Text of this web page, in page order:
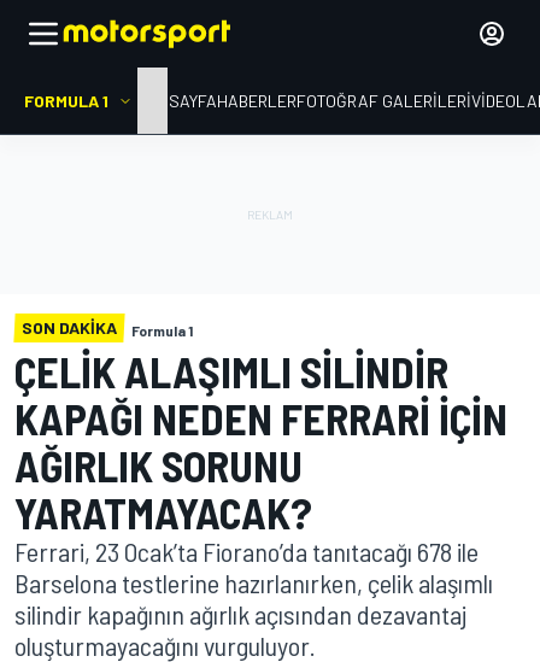
FORMULA 1 ANA SAYFAHABERLERFOTOĞRAF GALERILERI
SON DAKIKA Formula 1
ÇELIK ALAŞIMLI SILINDIR
KAPAĞI NEDEN FERRARI IÇIN
AĞIRLIK SORUNU
YARATMAYACAK?
Ferrari, 23 Ocak’ta Fiorano’da tanıtacağı 678 ile
Barselona testlerine hazırlanırken, çelik alaşımlı
silindir kapağının ağırlık açısından dezavantaj
oluşturmayacağını vurguluyor.